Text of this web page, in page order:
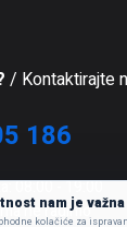
/ Kontaktirajte
186
08:00 - 19:00
ne radimo
nam je važna
kolačiće za